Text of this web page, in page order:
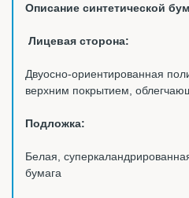
Описание синтетической
Лицевая сторона:
Двуосно-ориентированная
верхним покрытием,
Подложка:
Белая,
бумага